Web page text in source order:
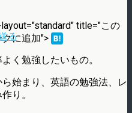
title="この
に追加">
く勉強したいもの。
始まり、英語の勉強法、レ
り。